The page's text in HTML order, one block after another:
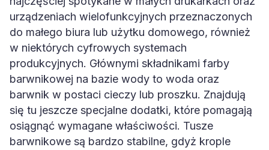
urządzeniach wielofunkcyjnych przeznaczonych
do małego biura lub użytku domowego, również
w niektórych cyfrowych systemach
produkcyjnych. Głównymi składnikami farby
barwnikowej na bazie wody to woda oraz
barwnik w postaci cieczy lub proszku. Znajdują
się tu jeszcze specjalne dodatki, które pomagają
osiągnąć wymagane właściwości. Tusze
barwnikowe są bardzo stabilne, gdyż krople